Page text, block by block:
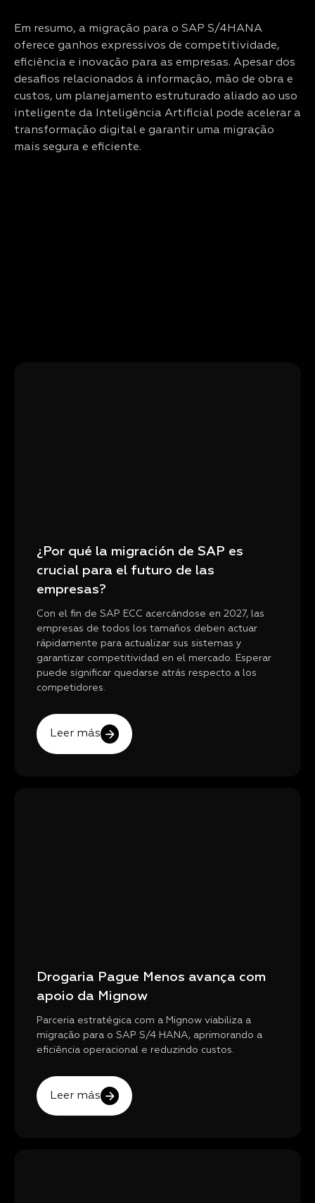
Em resumo, a migração para o SAP S/4HANA
oferece ganhos expressivos de competitividade,
eficiência e inovação para as empresas. Apesar dos
desafios relacionados à informação, mão de obra e
custos, um planejamento estruturado aliado ao uso
inteligente da Inteligência Artificial pode acelerar a
transformação digital e garantir uma migração
mais segura e eficiente.
¿Por qué la migración de SAP es
crucial para el futuro de las
empresas?
Con el fin de SAP ECC acercándose en 2027, las
empresas de todos los tamaños deben actuar
rápidamente para actualizar sus sistemas y
garantizar competitividad en el mercado. Esperar
puede significar quedarse atrás respecto a los
competidores.
Leer más
Drogaria Pague Menos avança com
apoio da Mignow
Parceria estratégica com a Mignow viabiliza a
migração para o SAP S/4 HANA, aprimorando a
eficiência operacional e reduzindo custos.
Leer más